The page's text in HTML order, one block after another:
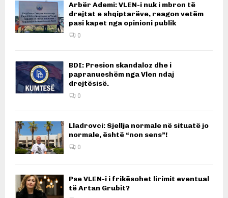
Arbër Ademi: VLEN-i nuk i mbron të
drejtat e shqiptarëve, reagon vetëm
pasi kapet nga opinioni publik
0
BDI: Presion skandaloz dhe i
papranueshëm nga Vlen ndaj
drejtësisë.
0
Lladrovci: Sjellja normale në situatë jo
normale, është “non sens”!
0
Pse VLEN-i i frikësohet lirimit eventual
të Artan Grubit?